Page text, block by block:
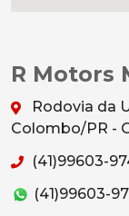
R Motors
Rodovia da
Colombo/PR -
(41)99603-
(41)99603-